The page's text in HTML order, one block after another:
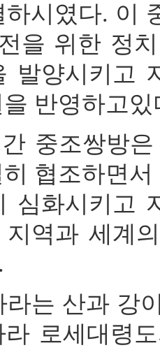
시였다. 이
을 위한 정
발양시키고
반영하고있
중조쌍방
협조하면
심화시키고
지역과 세계
라는 산과 강
로세대령